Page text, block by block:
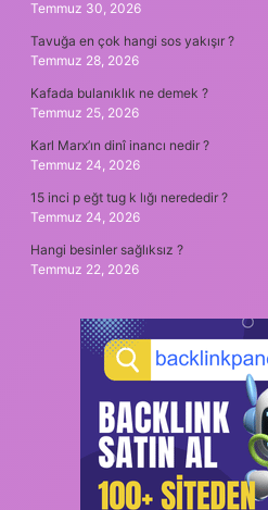
Temmuz 30, 2026
Tavuğa en çok hangi sos yakışır ?
Temmuz 28, 2026
Kafada bulanıklık ne demek ?
Temmuz 25, 2026
Karl Marx’ın dinî inancı nedir ?
Temmuz 24, 2026
15 inci p eğt tug k lığı nerededir ?
Temmuz 24, 2026
Hangi besinler sağlıksız ?
Temmuz 22, 2026